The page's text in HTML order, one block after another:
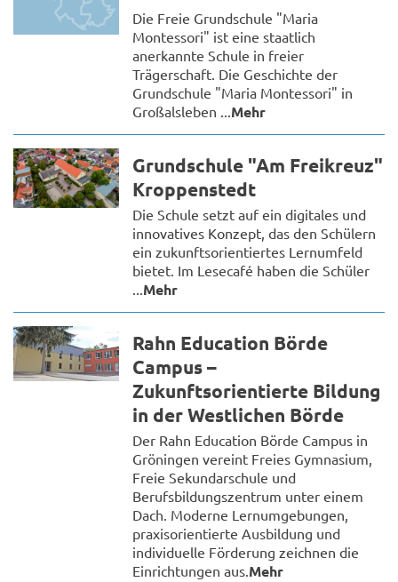
Die Freie Grundschule "Maria
Montessori" ist eine staatlich
anerkannte Schule in freier
Trägerschaft. Die Geschichte der
Grundschule "Maria Montessori" in
Großalsleben ...Mehr
Grundschule "Am Freikreuz"
Kroppenstedt
Die Schule setzt auf ein digitales und
innovatives Konzept, das den Schülern
ein zukunftsorientiertes Lernumfeld
bietet. Im Lesecafé haben die Schüler
...Mehr
Rahn Education Börde
Campus –
Zukunftsorientierte Bildung
in der Westlichen Börde
Der Rahn Education Börde Campus in
Gröningen vereint Freies Gymnasium,
Freie Sekundarschule und
Berufsbildungszentrum unter einem
Dach. Moderne Lernumgebungen,
praxisorientierte Ausbildung und
individuelle Förderung zeichnen die
Einrichtungen aus.Mehr